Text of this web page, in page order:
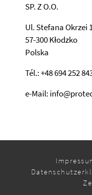
SP. Z O.O.
Ul. Stefana Okrzei
57-300 Kłodzko
Polska
Tél.: +48 694 252
e-Mail: